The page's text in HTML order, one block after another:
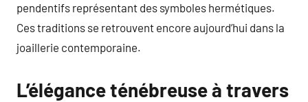
pendentifs représentant des symboles hermétiques.
Ces traditions se retrouvent encore aujourd’hui dans la
joaillerie contemporaine.
L’élégance ténébreuse à travers